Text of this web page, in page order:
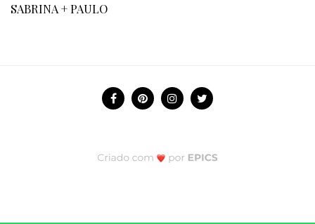
SABRINA + PAULO